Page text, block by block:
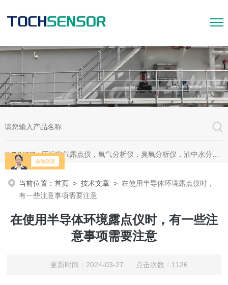
热门关键词：压缩空气露点仪，氧气分析仪，臭氧分析仪，油中水分析仪，超声波测漏仪。
当前位置：首页 >技术文章 >在使用半导体环境露点仪时，
有一些注意事项需要注意
在使用半导体环境露点仪时，有一些注
意事项需要注意
更新时间：2024-03-27 点击次数：1126